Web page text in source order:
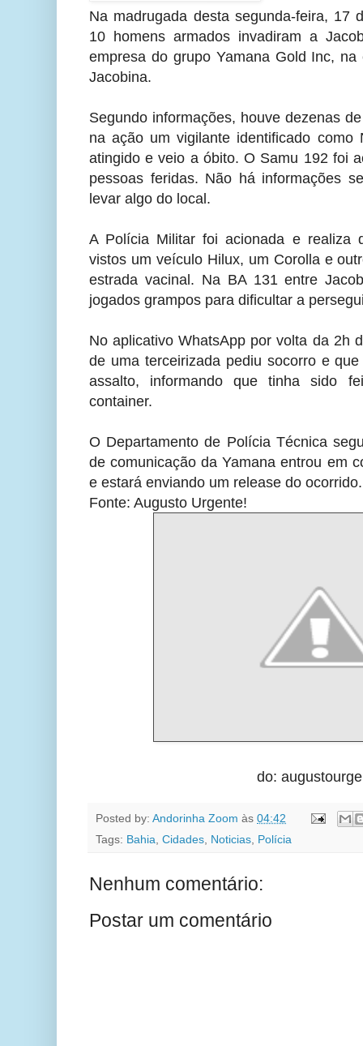
Na madrugada desta segunda-feira, 17
10 homens armados invadiram a
empresa do grupo Yamana Gold Inc,
Jacobina.
Segundo informações, houve dezenas
na ação um vigilante identificado como
atingido e veio a óbito. O Samu 192 foi
pessoas feridas. Não há informações
levar algo do local.
A Polícia Militar foi acionada e realiza
vistos um veículo Hilux, um Corolla e
estrada vacinal. Na BA 131 entre
jogados grampos para dificultar a
No aplicativo WhatsApp por volta da 2h
de uma terceirizada pediu socorro e
assalto, informando que tinha sido
container.
O Departamento de Polícia Técnica
de comunicação da Yamana entrou em
e estará enviando um release do ocorrido.
Fonte: Augusto Urgente!
do:
Posted by: Andorinha Zoom às 04:42
Tags: Bahia, Cidades, Noticias, Polícia
Nenhum comentário:
Postar um comentário